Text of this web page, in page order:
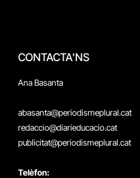
CONTACTA'NS
Ana Basanta
abasanta@periodismeplural.cat
redaccio@diarieducacio.cat
publicitat@periodismeplural.cat
Telèfon: